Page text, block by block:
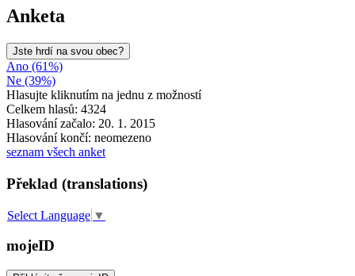
Anketa
Jste hrdí na svou obec?
Ano (61%)
Ne (39%)
Hlasujte kliknutím na jednu z možností
Celkem hlasů: 4324
Hlasování začalo: 20. 1. 2015
Hlasování končí: neomezeno
seznam všech anket
Překlad (translations)
Select Language ▼
mojeID